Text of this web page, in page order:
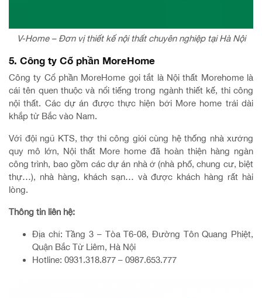
V-Home – Đơn vị thiết kế nội thất chuyên nghiệp tại Hà Nội
5. Công ty Cổ phần MoreHome
Công ty Cổ phần MoreHome gọi tắt là Nội thất Morehome là
cái tên quen thuộc và nổi tiếng trong ngành thiết kế, thi công
nội thất. Các dự án được thực hiện bởi More home trải dài
khắp từ Bắc vào Nam.
Với đội ngũ KTS, thợ thi công giỏi cùng hệ thống nhà xưởng
quy mô lớn, Nội thất More home đã hoàn thiện hàng ngàn
công trình, bao gồm các dự án nhà ở (nhà phố, chung cư, biệt
thự…), nhà hàng, khách sạn… và được khách hàng rất hài
lòng.
Thông tin liên hệ:
Địa chỉ: Tầng 3 – Tòa T6-08, Đường Tôn Quang Phiệt,
Quận Bắc Từ Liêm, Hà Nội
Hotline: 0931.318.877 – 0987.653.777